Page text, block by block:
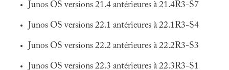
Junos OS versions 21.4 antérieures à 21.4R3-S7
Junos OS versions 22.1 antérieures à 22.1R3-S4
Junos OS versions 22.2 antérieures à 22.2R3-S3
Junos OS versions 22.3 antérieures à 22.3R3-S1